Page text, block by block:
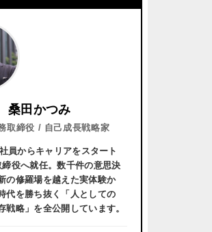
桑田かつみ
取締役 / 自己成長戦略家
員からキャリアをスタート
締役へ就任。数千件の意思決
の修羅場を越えた実体験か
代を勝ち抜く「人としての
戦略」を全公開しています。